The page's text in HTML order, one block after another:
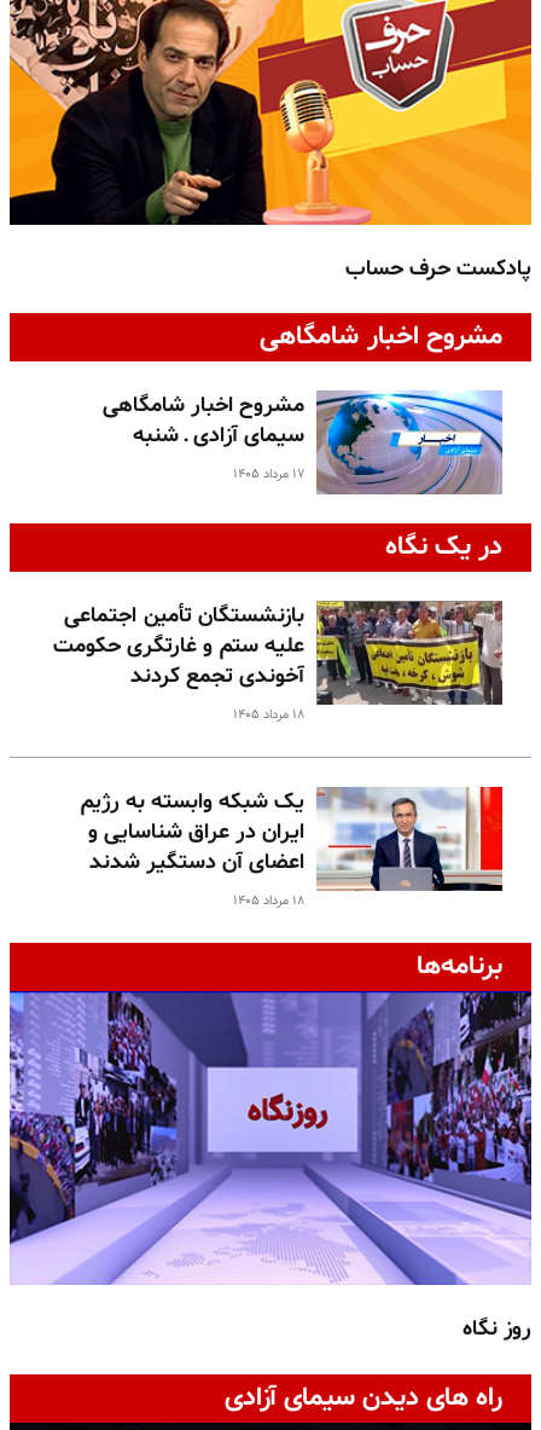
پادکست حرف حساب
مشروح اخبار شامگاهی
مشروح اخبار شامگاهی
سیمای آزادی ـ شنبه
۱۷ مرداد ۱۴۰۵
در یک نگاه
بازنشستگان تأمین اجتماعی
علیه ستم و غارتگری حکومت
آخوندی تجمع کردند
۱۸ مرداد ۱۴۰۵
یک شبکه وابسته به رژیم
ایران در عراق شناسایی و
اعضای آن دستگیر شدند
۱۸ مرداد ۱۴۰۵
برنامه‌ها
روز نگاه
راه های دیدن سیمای آزادی